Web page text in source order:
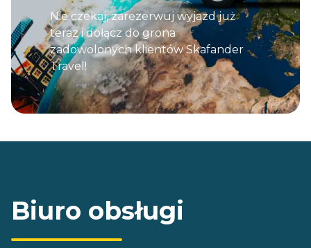
Nie czekaj, zarezerwuj wyjazd już
teraz i dołącz do grona
zadowolonych klientów Skafander
Travel!
Biuro obsługi